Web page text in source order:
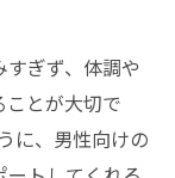
ぎず、体調や
とが大切で
に、男性向けの